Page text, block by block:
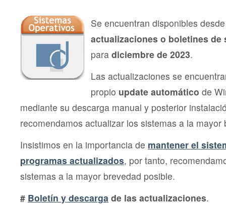
2023
Se encuentran disponibles
actualizaciones o boletines de
para diciembre de 2023.
Las actualizaciones se
propio update automático de
mediante su descarga manual y posterior
recomendamos actualizar los sistemas a la mayor
Insistimos en la importancia de mantener el
programas actualizados, por tanto,
sistemas a la mayor brevedad posible.
# Boletín y descarga de las actualizaciones.